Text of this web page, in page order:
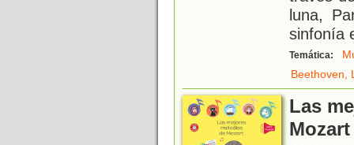
luna,
sinfonía
Temática:
Beethoven,
Las
Mozart